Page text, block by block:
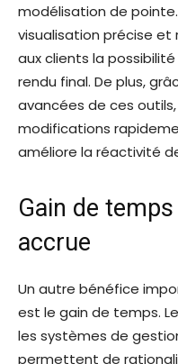
modélisation de
visualisation précise
aux clients la
rendu final. De plus,
avancées de ces
modifications
améliore la réactivité
Gain de
accrue
Un autre bénéfice
est le gain de temps.
les systèmes de
permettent de